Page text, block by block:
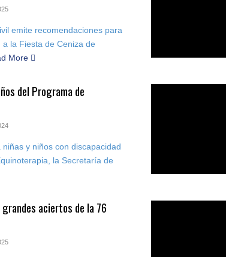
emite recomendaciones para
la Fiesta de Ceniza de
More
del Programa de
y niños con discapacidad
la Secretaría de
aciertos de la 76